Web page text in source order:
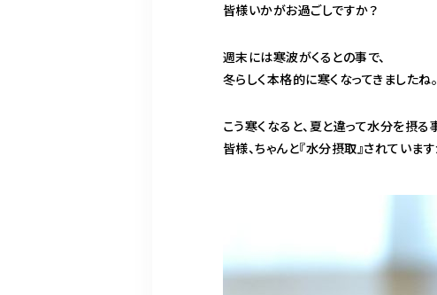
皆様いかがお過ごしですか？
週末には寒波がくるとの事で、
冬らしく本格的に寒くなってきましたね。
こう寒くなると、夏と違って水分を摂
皆様、ちゃんと『水分摂取』されていま